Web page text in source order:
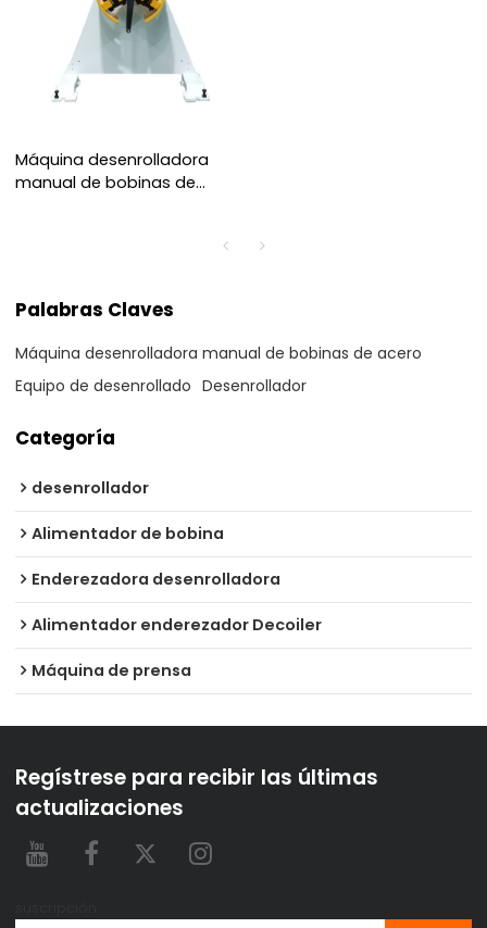
Máquina desenrolladora
manual de bobinas de
Palabras Claves
Máquina desenrolladora manual de bobinas de acero
Equipo de desenrollado Desenrollador
Categoría
desenrollador
Alimentador de bobina
Enderezadora desenrolladora
Alimentador enderezador Decoiler
Máquina de prensa
Regístrese para recibir las últimas
actualizaciones